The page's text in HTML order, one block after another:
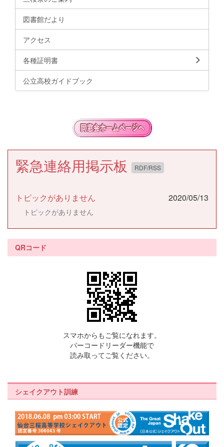
図書館だより
アクセス
各種証明書
公立高校ガイドブック
緊急連絡用掲示板 RDF/RSS
トピックがありません 2020/05/13
トピックがありません
QRコード
スマホからもご覧になれます。
バーコードリーダー機能で
読み取ってご覧ください。
シェイクアウト訓練